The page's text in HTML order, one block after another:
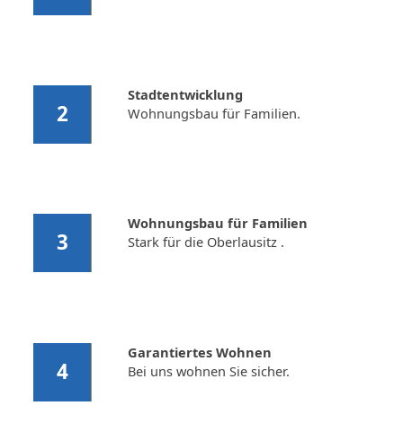
2
Stadtentwicklung
Wohnungsbau für Familien.
3
Wohnungsbau für Familien
Stark für die Oberlausitz .
4
Garantiertes Wohnen
Bei uns wohnen Sie sicher.